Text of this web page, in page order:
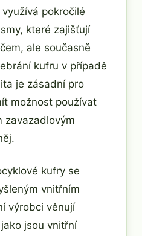
pokročilé
které zajišťují
ale současně
kufru v případě
je zásadní pro
možnost používat
zavazadlovým
kufry se
vnitřním
výrobci věnují
jsou vnitřní